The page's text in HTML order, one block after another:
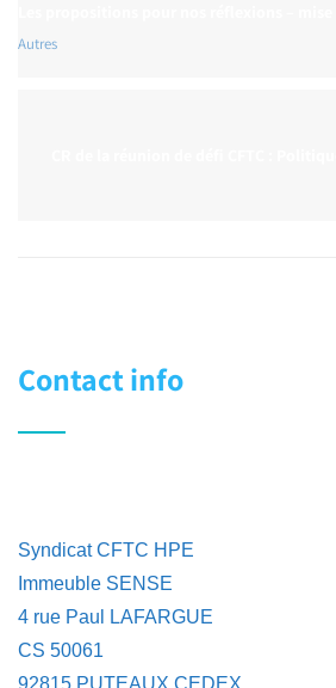
Autres
Contact info
Syndicat CFTC HPE
Immeuble SENSE
4 rue Paul LAFARGUE
CS 50061